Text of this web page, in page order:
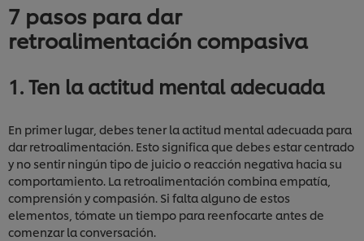
7 pasos para dar
retroalimentación compasiva
1. Ten la actitud mental adecuada
En primer lugar, debes tener la actitud mental adecuada para
dar retroalimentación. Esto significa que debes estar centrado
y no sentir ningún tipo de juicio o reacción negativa hacia su
comportamiento. La retroalimentación combina empatía,
comprensión y compasión. Si falta alguno de estos
elementos, tómate un tiempo para reenfocarte antes de
comenzar la conversación.